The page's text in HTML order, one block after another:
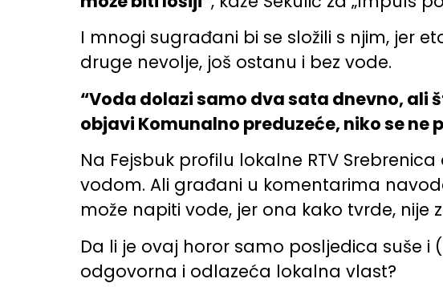
I mnogi sugrađani bi se složili s njim, jer
druge nevolje, još ostanu i bez vode.
“Voda dolazi samo dva sata dnevno, ali
objavi Komunalno preduzeće, niko se ne
Na Fejsbuk profilu lokalne RTV
vodom. Ali građani u komentarima
može napiti vode, jer ona kako tvrde, nije
Da li je ovaj horor samo posljedica suše i
odgovorna i odlazeća lokalna vlast?